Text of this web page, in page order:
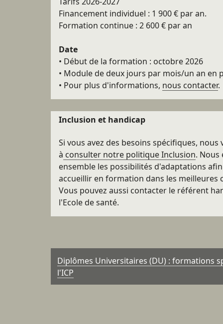
Financement individuel : 1 900 € par an.
Formation continue : 2 600 € par an
Date
• Début de la formation : octobre 2026
• Module de deux jours par mois/un an en
• Pour plus d'informations, nous contacter.
Inclusion et handicap
Si vous avez des besoins spécifiques, nous
à consulter notre politique Inclusion. Nous
ensemble les possibilités d'adaptations
accueillir en formation dans les meilleures
Vous pouvez aussi contacter le référent
l'Ecole de santé.
Diplômes Universitaires (DU) : formations
l'ICP